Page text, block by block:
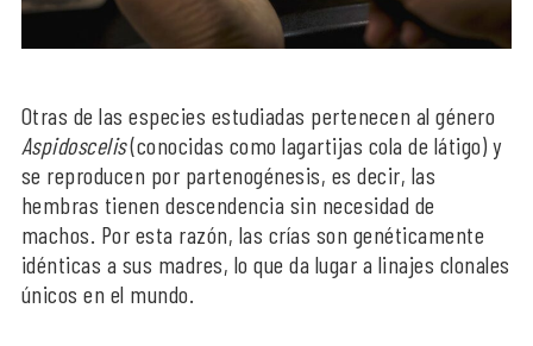
Otras de las especies estudiadas pertenecen al género
Aspidoscelis(conocidas como lagartijas cola de látigo) y
se reproducen por partenogénesis, es decir, las
hembras tienen descendencia sin necesidad de
machos. Por esta razón, las crías son genéticamente
idénticas a sus madres, lo que da lugar a linajes clonales
únicos en el mundo.